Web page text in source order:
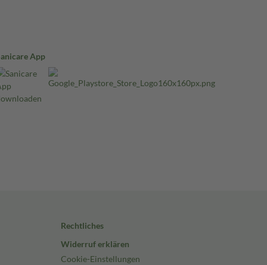
App
Rechtliches
Widerruf erklären
Cookie-Einstellungen